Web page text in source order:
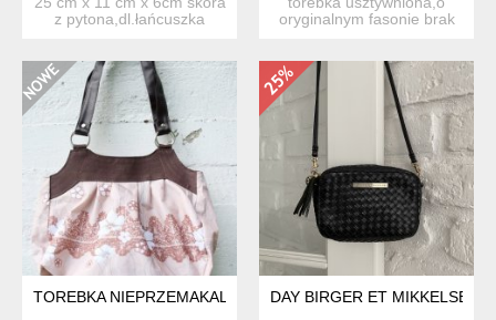
z pytona,dl.łańcuszka
oryginalnym fasonie brak
TOREBKA NIEPRZEMAKALNA DAY BIRGER ET MIKKELSEN /